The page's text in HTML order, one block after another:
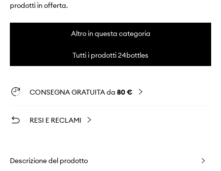
prodotti in offerta.
Altro in questa categoria
Tutti i prodotti 24bottles
CONSEGNA GRATUITA da 80 €
RESI E RECLAMI
Descrizione del prodotto